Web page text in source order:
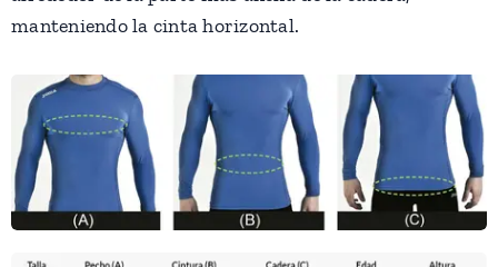
manteniendo la cinta horizontal.